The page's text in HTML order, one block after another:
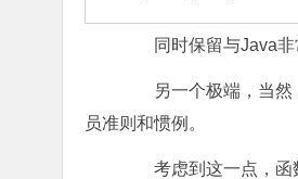
同时保留与Java非
另一个极端，当然，
员准则和惯例。
考虑到这一点，函数